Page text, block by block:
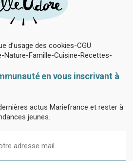
d’usage des cookies CGU
Nature Famille Cuisine Recettes
en vous inscrivant à
actus Mariefrance et rester à
jeunes.